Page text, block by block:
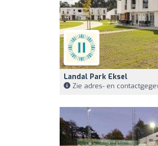
Landal Park Eksel
Zie adres- en